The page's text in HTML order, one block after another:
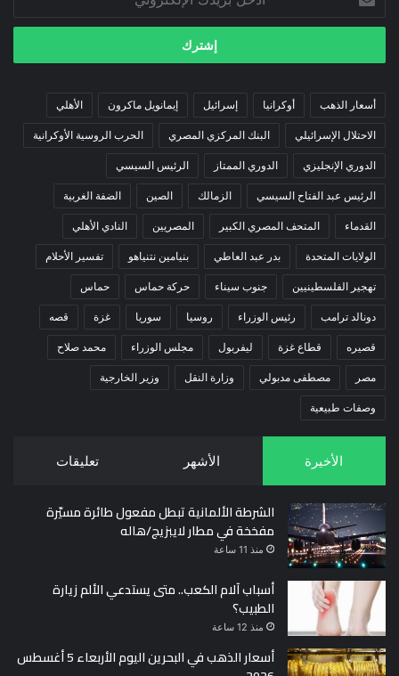
بريدك
الإلكتروني
أسعار الذهب أوكرانيا إسرائيل إيمانويل ماكرون الأهلي
الاحتلال الإسرائيلي البنك المركزي المصري الحرب الروسية الأوكرانية
الدوري الإنجليزي الدوري الممتاز الرئيس السيسي
الرئيس عبد الفتاح السيسي الزمالك الصين الضفة الغربية
القدماء المتحف المصري الكبير المصريين النادي الأهلي
الولايات المتحدة بدر عبد العاطي بنيامين نتنياهو تفسير الأحلام
تهجير الفلسطينيين جنوب سيناء حركة حماس حماس
دونالد ترامب رئيس الوزراء روسيا سوريا غزة قصه
قصيره قطاع غزة ليفربول مجلس الوزراء محمد صلاح
مصر مصطفى مدبولي وزارة النقل وزير الخارجية
وصفات طبيعية
الأخيرة الأشهر تعليقات
الشرطة الألمانية تبطل مفعول طائرة مسيّرة
مفخخة في مطار لايبزيج/هاله
منذ 11 ساعة
أسباب آلام الكعب.. متى يستدعي الألم زيارة
الطبيب؟
منذ 12 ساعة
أسعار الذهب في البحرين اليوم الأربعاء 5 أغسطس